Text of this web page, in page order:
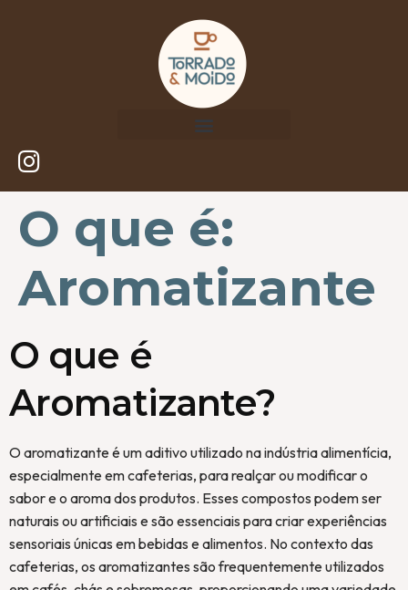
O que é:
Aromatizante
O que é
Aromatizante?
O aromatizante é um aditivo utilizado na indústria alimentícia,
especialmente em cafeterias, para realçar ou modificar o
sabor e o aroma dos produtos. Esses compostos podem ser
naturais ou artificiais e são essenciais para criar experiências
sensoriais únicas em bebidas e alimentos. No contexto das
cafeterias, os aromatizantes são frequentemente utilizados